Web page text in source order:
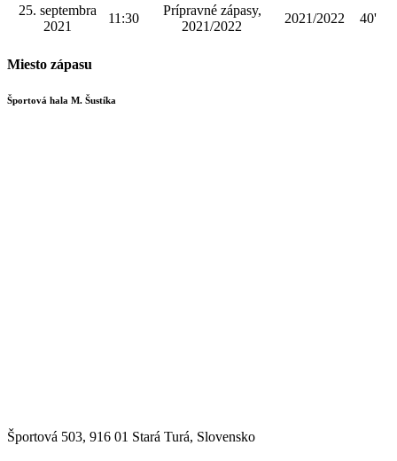
25. septembra
2021
11:30
Prípravné zápasy,
2021/2022
2021/2022 40'
Miesto zápasu
Športová hala M. Šustíka
Športová 503, 916 01 Stará Turá, Slovensko